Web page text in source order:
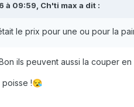
à 09:59, Ch'ti max a dit :
le prix pour une ou pour la
ils peuvent aussi la couper en
!😪